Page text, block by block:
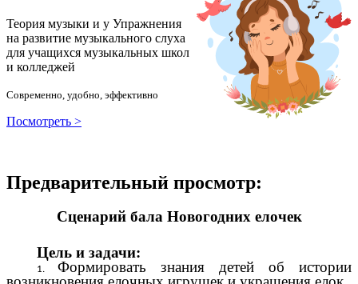
Теория музыки и у Упражнения
на развитие музыкального слуха
для учащихся музыкальных школ
и колледжей
Современно, удобно, эффективно
Посмотреть >
Предварительный просмотр:
Сценарий бала Новогодних елочек
Цель и задачи:
Формировать знания детей об истории